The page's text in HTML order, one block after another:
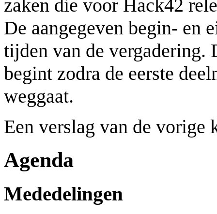
zaken die voor Hack42
De aangegeven begin- en
tijden van de vergadering.
begint zodra de eerste
weggaat.
Een verslag van de vorige
Agenda
Mededelingen